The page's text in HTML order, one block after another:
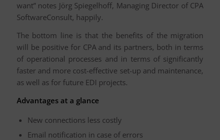
want” notes Jörg Spiegelhoff, Managing Director of CPA
SoftwareConsult, happily.
The bottom line is that the benefits of the migration
will be positive for CPA and its partners, both in terms
of operational processes and in terms of significantly
faster and more cost-effective set-up and maintenance,
as well as for future EDI projects.
Advantages at a glance
New connections less costly
Email notification in case of errors